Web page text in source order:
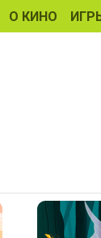
О КИНО